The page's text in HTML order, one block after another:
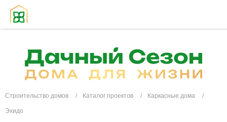
Строительство домов Каталог проектов Каркасные дома
Эхидо